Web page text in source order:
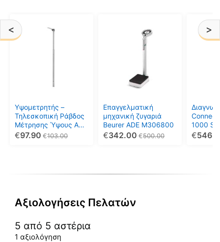
< >
Υψομετρητής –
Τηλεσκοπική Ράβδος
Μέτρησης Ύψους ADE
ΜΖ 10023-1103.00
€
97.90
€
Επαγγελματική
μηχανική ζυγαριά
Beurer ADE M306800
500.00
€
342.00
€
Connect
1000
€
Αξιολογήσεις Πελατών
5 από 5 αστέρια
1 αξιολόγηση